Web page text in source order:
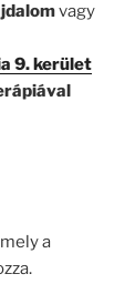
vagy
9. kerület
a